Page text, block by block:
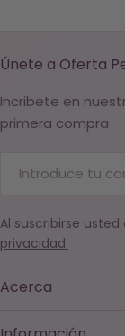
Acerca
Únete a Oferta
Incribete en
primera compra
electrónico
Al suscribirse
privacidad.